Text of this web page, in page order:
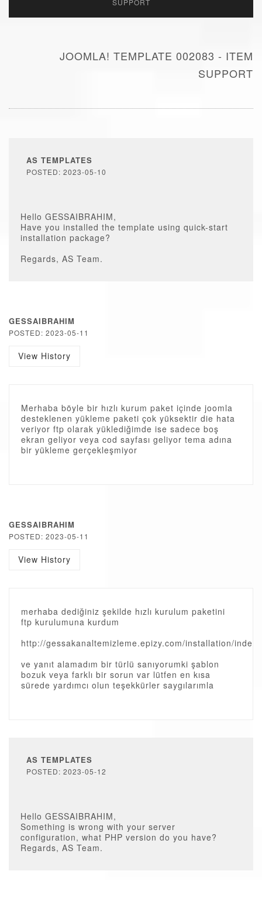
SUPPORT
JOOMLA! TEMPLATE 002083 - ITEM
SUPPORT
AS TEMPLATES
POSTED: 2023-05-10
Hello GESSAIBRAHIM,
Have you installed the template using quick-start
installation package?
Regards, AS Team.
GESSAIBRAHIM
POSTED: 2023-05-11
View History
Merhaba böyle bir hızlı kurum paket içinde joomla
desteklenen yükleme paketi çok yüksektir die hata
veriyor ftp olarak yüklediğimde ise sadece boş
ekran geliyor veya cod sayfası geliyor tema adına
bir yükleme gerçekleşmiyor
GESSAIBRAHIM
POSTED: 2023-05-11
View History
merhaba dediğiniz şekilde hızlı kurulum paketini
ftp kurulumuna kurdum
http://gessakanaltemizleme.epizy.com/installation/
ve yanıt alamadım bir türlü sanıyorumki şablon
bozuk veya farklı bir sorun var lütfen en kısa
sürede yardımcı olun teşekkürler saygılarımla
AS TEMPLATES
POSTED: 2023-05-12
Hello GESSAIBRAHIM,
Something is wrong with your server
configuration, what PHP version do you have?
Regards, AS Team.